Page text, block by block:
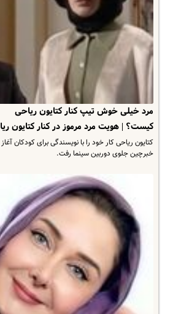
مرد خیلی خوش تیپ کنار کتایون ریاحی
کیست؟ | هویت مرد مرموز در کنار کتایون
کتایون ریاحی کار خود را با نویسندگی برای کودکان
خبرچین جلوی دوربین سینما رفت.